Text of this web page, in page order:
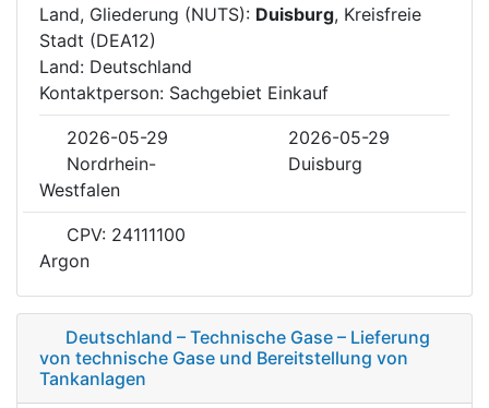
Land, Gliederung (NUTS): Duisburg, Kreisfreie
Stadt (DEA12)
Land: Deutschland
Kontaktperson: Sachgebiet Einkauf
2026-05-29
2026-05-29
Nordrhein-
Westfalen
Duisburg
CPV: 24111100
Argon
Deutschland – Technische Gase – Lieferung
von technische Gase und Bereitstellung von
Tankanlagen